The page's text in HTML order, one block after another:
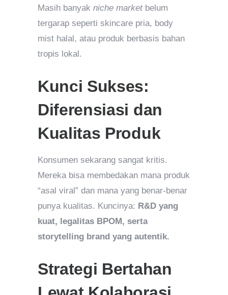
Masih banyak niche marketbelum
tergarap seperti skincare pria, body
mist halal, atau produk berbasis bahan
tropis lokal.
Kunci Sukses:
Diferensiasi dan
Kualitas Produk
Konsumen sekarang sangat kritis.
Mereka bisa membedakan mana produk
“asal viral” dan mana yang benar-benar
punya kualitas. Kuncinya: R&D yang
kuat, legalitas BPOM, serta
storytelling brand yang autentik.
Strategi Bertahan